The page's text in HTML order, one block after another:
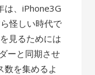
は、iPhone3G
怪しい時代で
見るためには
ーと同期させ
数を集めるよ